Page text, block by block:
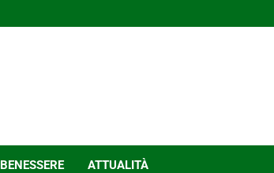
BENESSERE ATTUALITÀ